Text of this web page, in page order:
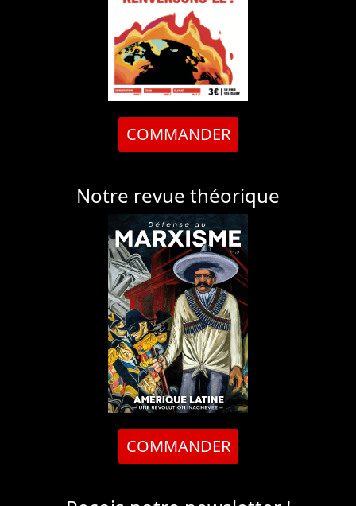
COMMANDER
Notre revue théorique
COMMANDER